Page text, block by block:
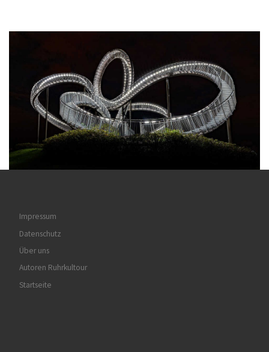
Impressum
Datenschutz
Über uns
Autoren Ruhrkultour
Startseite